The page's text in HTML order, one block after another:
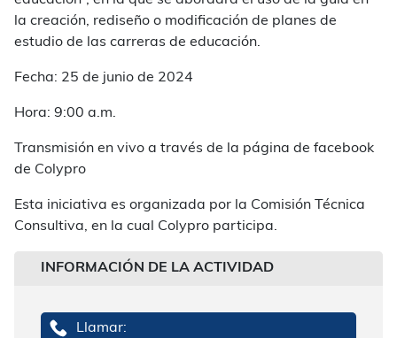
la creación, rediseño o modificación de planes de
estudio de las carreras de educación.
Fecha: 25 de junio de 2024
Hora: 9:00 a.m.
Transmisión en vivo a través de la página de facebook
de Colypro
Esta iniciativa es organizada por la Comisión Técnica
Consultiva, en la cual Colypro participa.
INFORMACIÓN DE LA ACTIVIDAD
Llamar: